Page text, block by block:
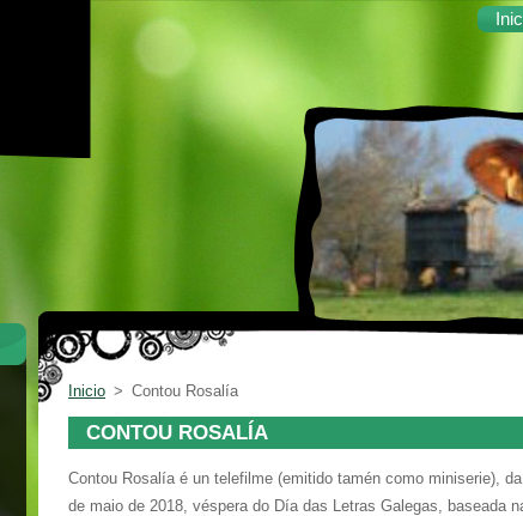
Inicio > Contou Rosalía
CONTOU ROSALÍA
Contou Rosalía é un telefilme (emitido tamén como miniserie),
de maio de 2018, véspera do Día das Letras Galegas, baseada